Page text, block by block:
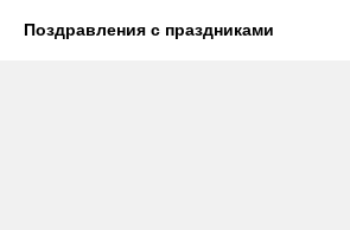
Поздравления с праздниками